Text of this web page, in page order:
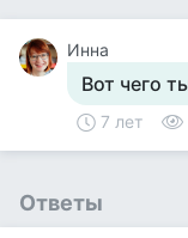
Инна
Вот чего
7 лет
Ответы